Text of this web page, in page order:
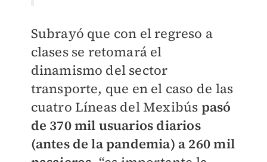
Subrayó que con el regreso a
clases se retomará el
dinamismo del sector
transporte, que en el caso de las
cuatro Líneas del Mexibús pasó
de 370 mil usuarios diarios
(antes de la pandemia) a 260 mil